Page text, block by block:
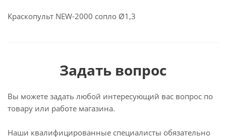
Краскопульт NEW-2000 сопло Ø1,3
Задать вопрос
Вы можете задать любой интересующий вас вопрос по
товару или работе магазина.
Наши квалифицированные специалисты обязательно